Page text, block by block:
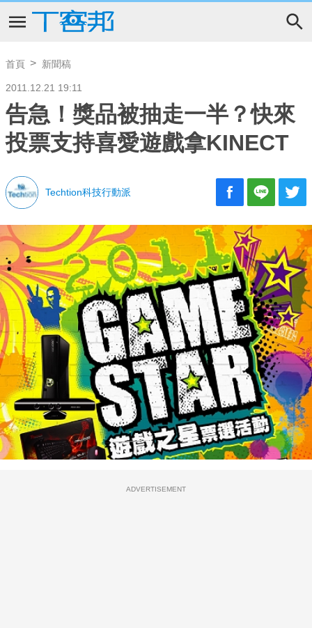
首頁 新聞稿
2011.12.21 19:11
告急！獎品被抽走一半？快來
投票支持喜愛遊戲拿KINECT
Techtion科技行動派
ADVERTISEMENT